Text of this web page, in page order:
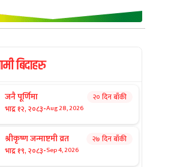
बिदाहरु
जनै पूर्णिमा
भाद्र १२, २०८३-Aug 28, 2026
२० दिन बाँकी
श्रीकृष्ण जन्माष्टमी व्रत
भाद्र १९, २०८३-Sep 4, 2026
२७ दिन बाँकी